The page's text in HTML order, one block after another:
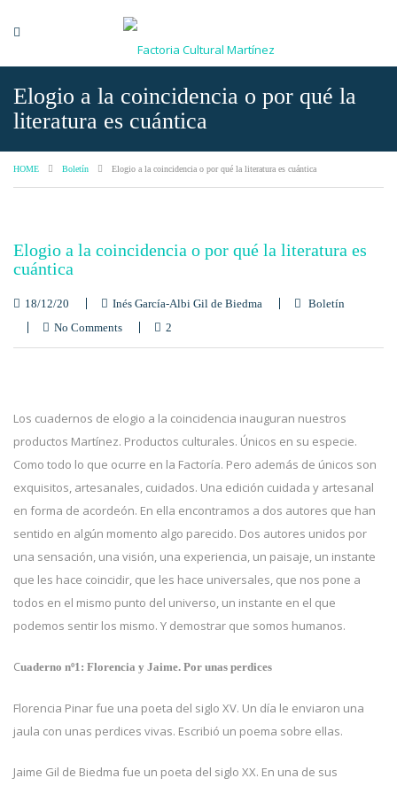
Elogio a la coincidencia o por qué la
literatura es cuántica
HOME Boletín Elogio a la coincidencia o por qué la literatura es cuántica
Elogio a la coincidencia o por qué la literatura es
cuántica
18/12/20 Inés García-Albi Gil de Biedma
Boletín
No Comments
2
Los cuadernos de elogio a la coincidencia inauguran nuestros
productos Martínez. Productos culturales. Únicos en su especie.
Como todo lo que ocurre en la Factoría. Pero además de únicos son
exquisitos, artesanales, cuidados. Una edición cuidada y artesanal
en forma de acordeón. En ella encontramos a dos autores que han
sentido en algún momento algo parecido. Dos autores unidos por
una sensación, una visión, una experiencia, un paisaje, un instante
que les hace coincidir, que les hace universales, que nos pone a
todos en el mismo punto del universo, un instante en el que
podemos sentir los mismo. Y demostrar que somos humanos.
Cuaderno nº1: Florencia y Jaime. Por unas perdices
Florencia Pinar fue una poeta del siglo XV. Un día le enviaron una
jaula con unas perdices vivas. Escribió un poema sobre ellas.
Jaime Gil de Biedma fue un poeta del siglo XX. En una de sus